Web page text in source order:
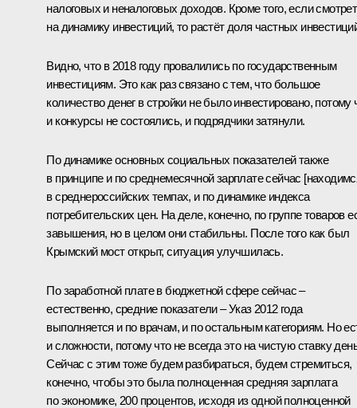
налоговых и неналоговых доходов. Кроме того, если
на динамику инвестиций, то растёт доля частных
Видно, что в 2018 году провалились по государственным
инвестициям. Это как раз связано с тем, что большое
количество денег в стройки не было инвестировано, потому
и конкурсы не состоялись, и подрядчики затянули.
По динамике основных социальных показателей также
в принципе и по среднемесячной зарплате сейчас
в среднероссийских темпах, и по динамике индекса
потребительских цен. На деле, конечно, по группе товаров
завышения, но в целом они стабильны. После того как был
Крымский мост открыт, ситуация улучшилась.
По заработной плате в бюджетной сфере сейчас –
естественно, средние показатели – Указ 2012 года
выполняется и по врачам, и по остальным категориям. Но
и сложности, потому что не всегда это на чистую ставку
Сейчас с этим тоже будем разбираться, будем стремиться,
конечно, чтобы это была полноценная средняя зарплата
по экономике, 200 процентов, исходя из одной полноценной